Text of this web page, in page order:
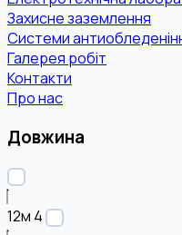
Захисне заземлення
Системи
Галерея робіт
Контакти
Про нас
Довжина
12м 4